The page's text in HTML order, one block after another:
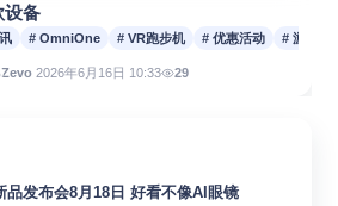
设备
# OmniOne # VR跑步机 # 优惠活动 # 游戏健
Zevo 2026年6月16日 10:33 29
品发布会8月18日 好看不像AI眼镜